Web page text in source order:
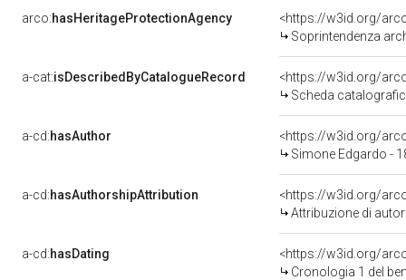
arco:hasHeritageProtectionAgency
<https://w3id.org/
Soprintendenza
a-cat:isDescribedByCatalogueRecord
<https://w3id.org/
Scheda
a-cd:hasAuthor
<https://w3id.org/
Simone Edgardo -
a-cd:hasAuthorshipAttribution
<https://w3id.org/
Attribuzione di
a-cd:hasDating
<https://w3id.org/
Cronologia 1 del